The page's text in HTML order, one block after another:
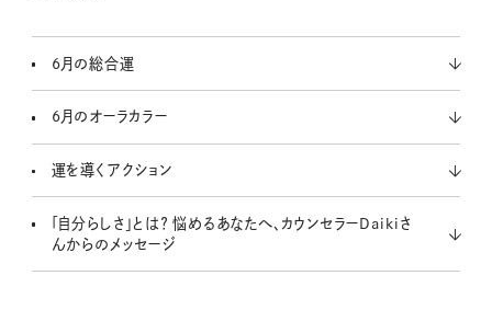
6月の総合運
6月のオーラカラー
運を導くアクション
「自分らしさ」とは？ 悩めるあなたへ、カウンセラーDaikiさ
んからのメッセージ